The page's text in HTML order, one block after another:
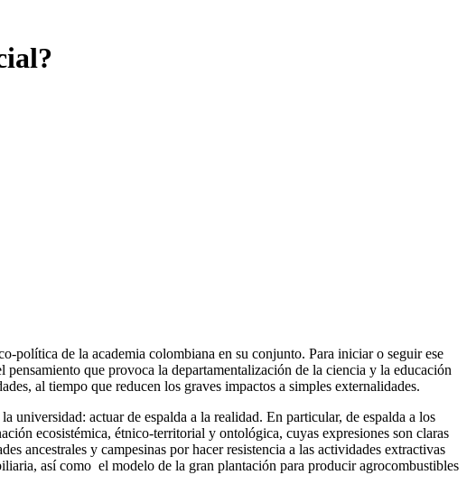
política de la academia colombiana en su conjunto. Para iniciar o seguir ese
que provoca la departamentalización de la ciencia y la educación
al tiempo que reducen los graves impactos a simples externalidades.
universidad: actuar de espalda a la realidad. En particular, de espalda a los
ecosistémica, étnico-territorial y ontológica, cuyas expresiones son claras
ancestrales y campesinas por hacer resistencia a las actividades extractivas
así como el modelo de la gran plantación para producir agrocombustibles